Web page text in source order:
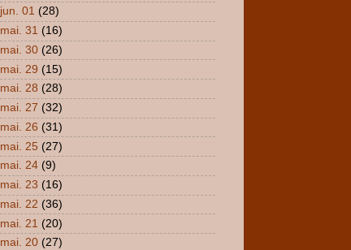
jun. 01 (28)
mai. 31 (16)
mai. 30 (26)
mai. 29 (15)
mai. 28 (28)
mai. 27 (32)
mai. 26 (31)
mai. 25 (27)
mai. 24 (9)
mai. 23 (16)
mai. 22 (36)
mai. 21 (20)
mai. 20 (27)